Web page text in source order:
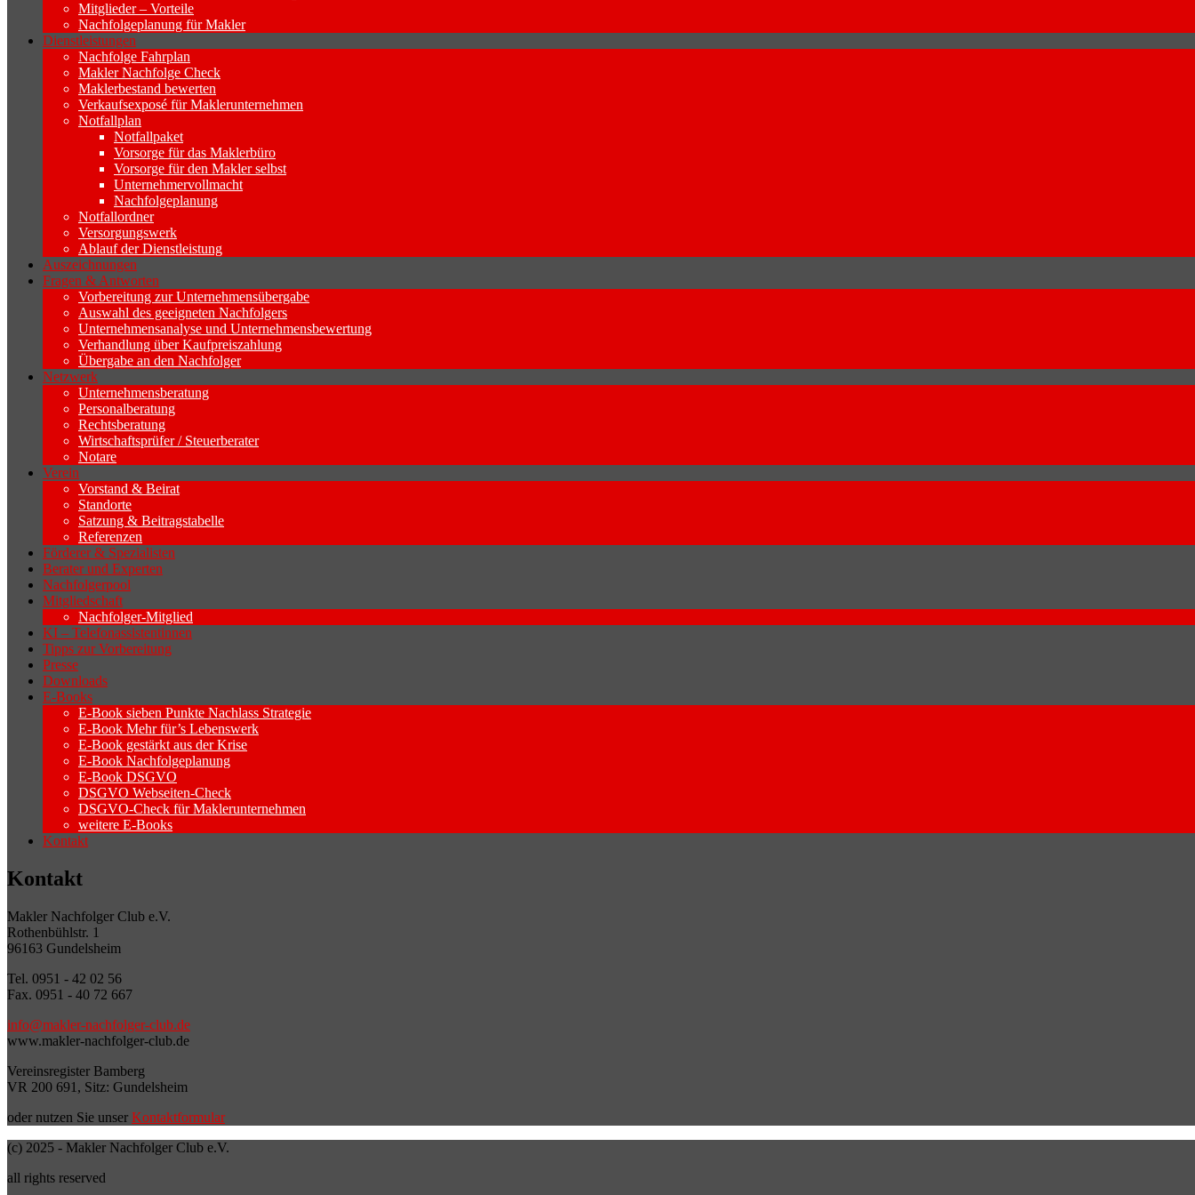
Geschäftsaufgabe.
Mitglieder – Vorteile
Nachfolgeplanung für Makler
Dienstleistungen
Nachfolge Fahrplan
Makler Nachfolge Check
Maklerbestand bewerten
Verkaufsexposé für Maklerunternehmen
Notfallplan
Notfallpaket
Vorsorge für das Maklerbüro
Vorsorge für den Makler selbst
Unternehmervollmacht
Nachfolgeplanung
Notfallordner
Versorgungswerk
Ablauf der Dienstleistung
Auszeichnungen
Fragen & Antworten
Vorbereitung zur Unternehmensübergabe
Auswahl des geeigneten Nachfolgers
Unternehmensanalyse und Unternehmensbewertung
Verhandlung über Kaufpreiszahlung
Übergabe an den Nachfolger
Netzwerk
Unternehmensberatung
Personalberatung
Rechtsberatung
Wirtschaftsprüfer / Steuerberater
Notare
Verein
Vorstand & Beirat
Standorte
Satzung & Beitragstabelle
Referenzen
Förderer & Spezialisten
Berater und Experten
Nachfolgerpool
Mitgliedschaft
Nachfolger-Mitglied
KI – Telefonassistentinnen
Tipps zur Vorbereitung
Presse
Downloads
E-Books
E-Book sieben Punkte Nachlass Strategie
E-Book Mehr für’s Lebenswerk
E-Book gestärkt aus der Krise
E-Book Nachfolgeplanung
E-Book DSGVO
DSGVO Webseiten-Check
DSGVO-Check für Maklerunternehmen
weitere E-Books
Kontakt
Kontakt
Makler Nachfolger Club e.V.
Rothenbühlstr. 1
96163 Gundelsheim
Tel. 0951 - 42 02 56
Fax. 0951 - 40 72 667
info@makler-nachfolger-club.de
www.makler-nachfolger-club.de
Vereinsregister Bamberg
VR 200 691, Sitz: Gundelsheim
oder nutzen Sie unser Kontaktformular
(c) 2025 - Makler Nachfolger Club e.V.
all rights reserved